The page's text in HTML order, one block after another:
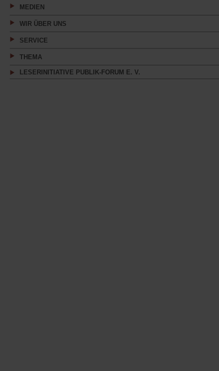
MEDIEN
WIR ÜBER UNS
SERVICE
THEMA
LESERINITIATIVE PUBLIK-FORUM E. V.